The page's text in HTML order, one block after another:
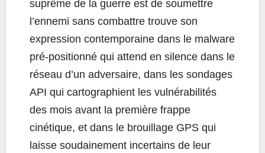
suprême de la guerre est de soumettre
l’ennemi sans combattre trouve son
expression contemporaine dans le malware
pré-positionné qui attend en silence dans le
réseau d’un adversaire, dans les sondages
API qui cartographient les vulnérabilités
des mois avant la première frappe
cinétique, et dans le brouillage GPS qui
laisse soudainement incertains de leur